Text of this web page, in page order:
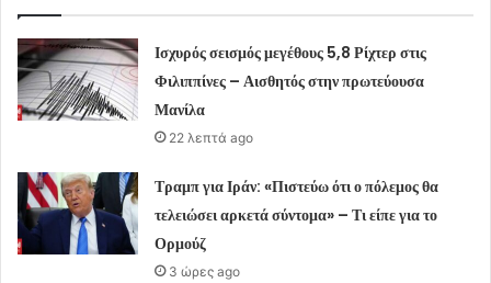
Ισχυρός σεισμός μεγέθους 5,8 Ρίχτερ στις
Φιλιππίνες – Αισθητός στην πρωτεύουσα
Μανίλα
22 λεπτά ago
Τραμπ για Ιράν: «Πιστεύω ότι ο πόλεμος θα
τελειώσει αρκετά σύντομα» – Τι είπε για το
Ορμούζ
3 ώρες ago